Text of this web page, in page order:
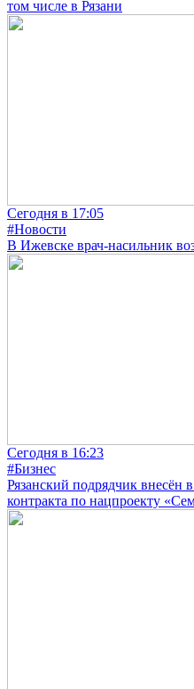
том числе в Рязани
Сегодня в 17:05
#Новости
В Ижевске врач-насильник
Сегодня в 16:23
#Бизнес
Рязанский подрядчик внесён
контракта по нацпроекту